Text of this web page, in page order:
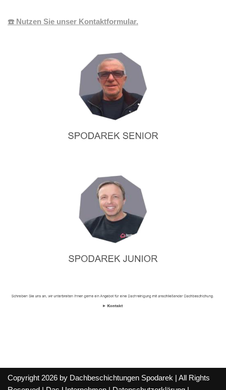
☎️ Nutzen Sie unser Kontaktformular.
Copyright 2026 by Dachbeschichtungen Spodarek | All Rights